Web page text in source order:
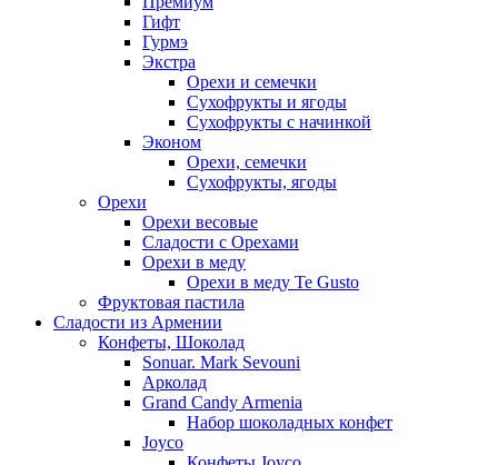
Гифт
Гурмэ
Экстра
Орехи и семечки
Сухофрукты и ягоды
Сухофрукты с начинкой
Эконом
Орехи, семечки
Сухофрукты, ягоды
Орехи
Орехи весовые
Сладости с Орехами
Орехи в меду
Орехи в меду Te Gusto
Фруктовая пастила
Сладости из Армении
Конфеты, Шоколад
Sonuar. Mark Sevouni
Арколад
Grand Candy Armenia
Набор шоколадных конфет
Joyco